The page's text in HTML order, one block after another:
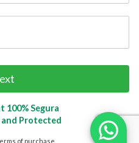
100% Segura
Protected
of purchase